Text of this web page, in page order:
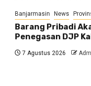
Banjarmasin News
Barang Pribadi
Penegasan DJP
7 Agustus 2026